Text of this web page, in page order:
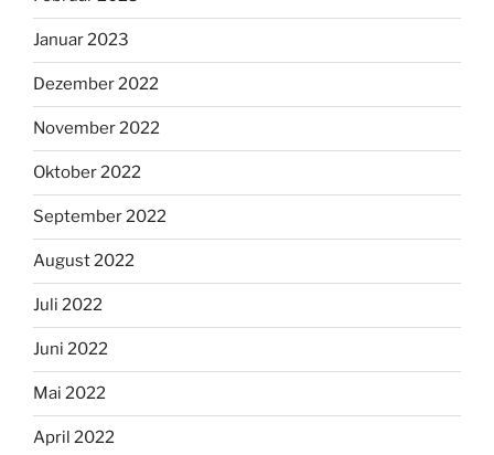
Januar 2023
Dezember 2022
November 2022
Oktober 2022
September 2022
August 2022
Juli 2022
Juni 2022
Mai 2022
April 2022